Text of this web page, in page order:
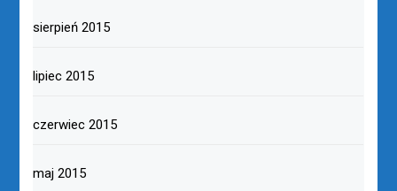
sierpień 2015
lipiec 2015
czerwiec 2015
maj 2015